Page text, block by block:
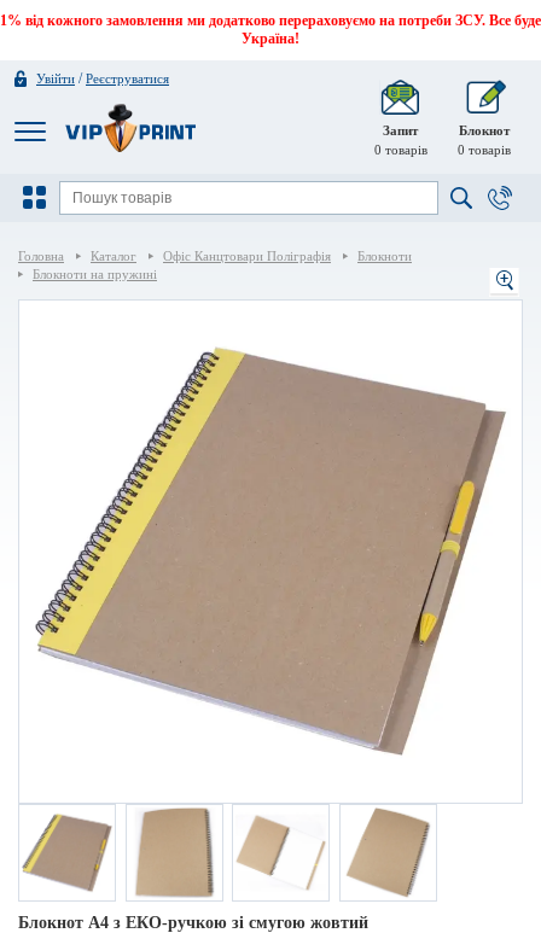
1% від кожного замовлення ми додатково перераховуємо на потреби ЗСУ. Все буде
Україна!
Увійти /Реєструватися
Запит
0 товарів
Блокнот
0 товарів
Головна Каталог Офіс Канцтовари Поліграфія
Блокноти
Блокноти на пружині
Блокнот A4 з ЕКО-ручкою зі смугою жовтий